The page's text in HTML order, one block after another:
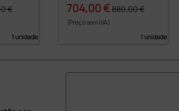
€
1 unidade
704,00 €880,00 €
(Preço sem IVA)
1 unidade